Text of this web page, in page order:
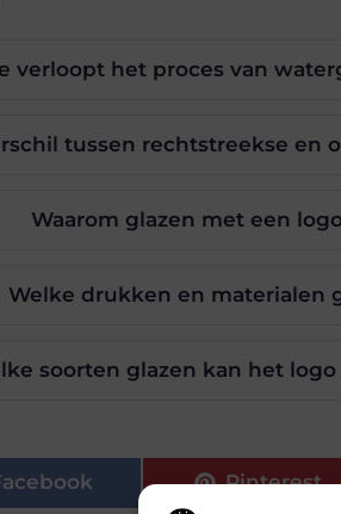
verloopt het proces van
tussen rechtstreekse en
Waarom glazen met een
Welke drukken en materialen
soorten glazen kan het
Pinterest